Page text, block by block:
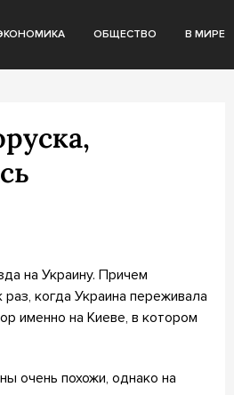
ОБЩЕСТВО В МИРЕ
на Украину. Причем
когда Украина переживала
именно на Киеве, в котором
очень похожи, однако на